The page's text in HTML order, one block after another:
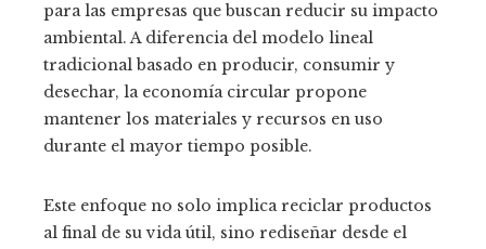
para las empresas que buscan reducir su impacto
ambiental. A diferencia del modelo lineal
tradicional basado en producir, consumir y
desechar, la economía circular propone
mantener los materiales y recursos en uso
durante el mayor tiempo posible.
Este enfoque no solo implica reciclar productos
al final de su vida útil, sino rediseñar desde el